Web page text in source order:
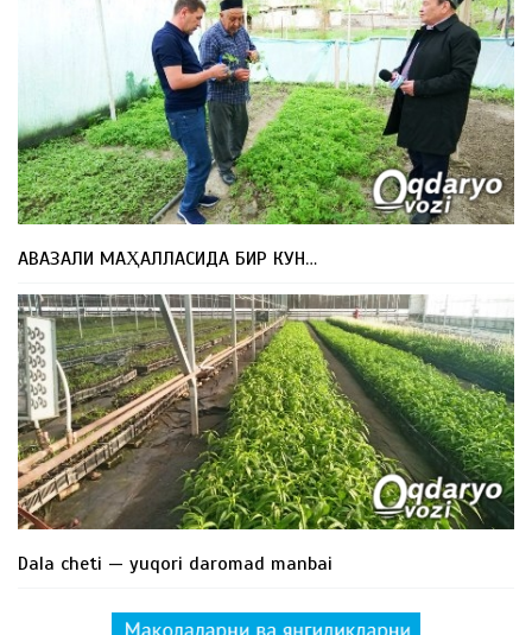
АВАЗАЛИ МАҲАЛЛАСИДА БИР КУН…
Dala cheti — yuqori daromad manbai